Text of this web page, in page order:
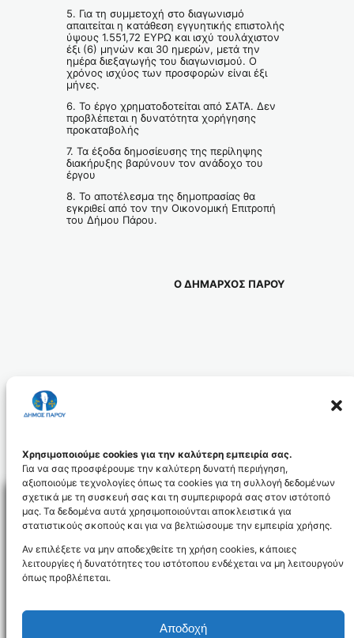
Χρησιμοποιούμε cookies για την καλύτερη εμπειρία σας.
Για να σας προσφέρουμε την καλύτερη δυνατή περιήγηση,
αξιοποιούμε τεχνολογίες όπως τα cookies για τη συλλογή δεδομένων
σχετικά με τη συσκευή σας και τη συμπεριφορά σας στον ιστότοπό
μας. Τα δεδομένα αυτά χρησιμοποιούνται αποκλειστικά για
στατιστικούς σκοπούς και για να βελτιώσουμε την εμπειρία χρήσης.
Αν επιλέξετε να μην αποδεχθείτε τη χρήση cookies, κάποιες
λειτουργίες ή δυνατότητες του ιστότοπου ενδέχεται να μη λειτουργούν
όπως προβλέπεται.
Αποδοχή
5. Για τη συμμετοχή στο διαγωνισμό
απαιτείται η κατάθεση εγγυητικής επιστολής
ύψους 1.551,72 ΕΥΡΩ και ισχύ τουλάχιστον
έξι (6) μηνών και 30 ημερών, μετά την
ημέρα διεξαγωγής του διαγωνισμού. Ο
χρόνος ισχύος των προσφορών είναι έξι
μήνες.
6. Το έργο χρηματοδοτείται από ΣΑΤΑ. Δεν
προβλέπεται η δυνατότητα χορήγησης
προκαταβολής
7. Τα έξοδα δημοσίευσης της περίληψης
διακήρυξης βαρύνουν τον ανάδοχο του
έργου
8. Το αποτέλεσμα της δημοπρασίας θα
εγκριθεί από τον την Οικονομική Επιτροπή
του Δήμου Πάρου.
Ο ΔΗΜΑΡΧΟΣ ΠΑΡΟΥ
syntirisissxoleion_id3497
NEWSLETTER